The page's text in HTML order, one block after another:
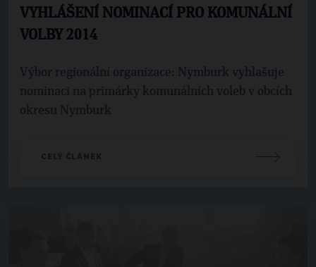
VYHLÁŠENÍ NOMINACÍ PRO KOMUNÁLNÍ
VOLBY 2014
Výbor regionální organizace: Nymburk vyhlašuje
nominaci na primárky komunálních voleb v obcích
okresu Nymburk
CELÝ ČLÁNEK